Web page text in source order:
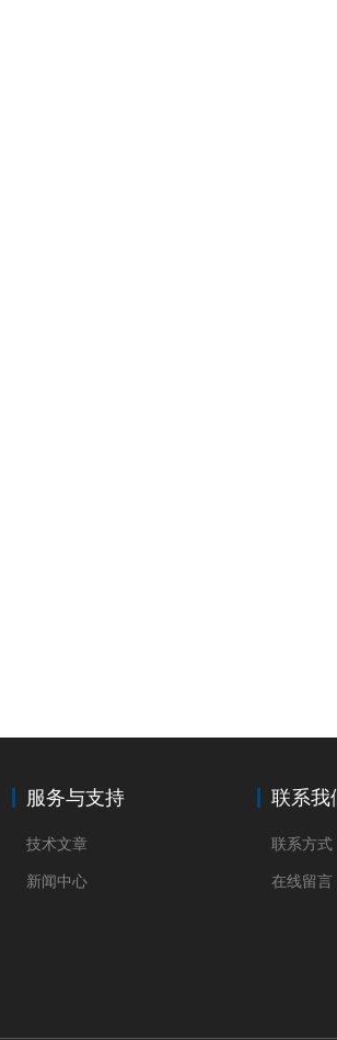
服务与支持
技术文章
新闻中心
联系我
联系方式
在线留言